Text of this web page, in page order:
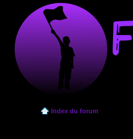
Index du forum